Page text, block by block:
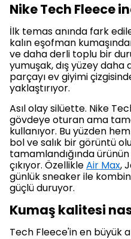
Nike Tech Fleece
İlk temas anında fark
kalın eşofman
ve daha derli toplu bir
yumuşak, dış yüzey daha
parçayı ev giyimi
yaklaştırıyor.
Asıl olay silüette. Nike
gövdeye oturan ama
kullanıyor. Bu yüzden
bol ve salık bir görüntü
tamamlandığında
çıkıyor. ÖzellikleAir Max,
günlük sneaker ile
güçlü duruyor.
Kumaş kalitesi
Tech Fleece'in en büyük